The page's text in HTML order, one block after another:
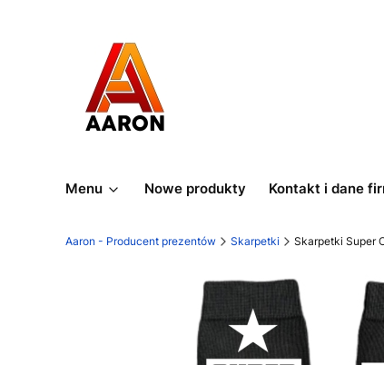
Menu Nowe produkty Kontakt i dane
Aaron - Producent prezentów Skarpetki Skarpetki Super